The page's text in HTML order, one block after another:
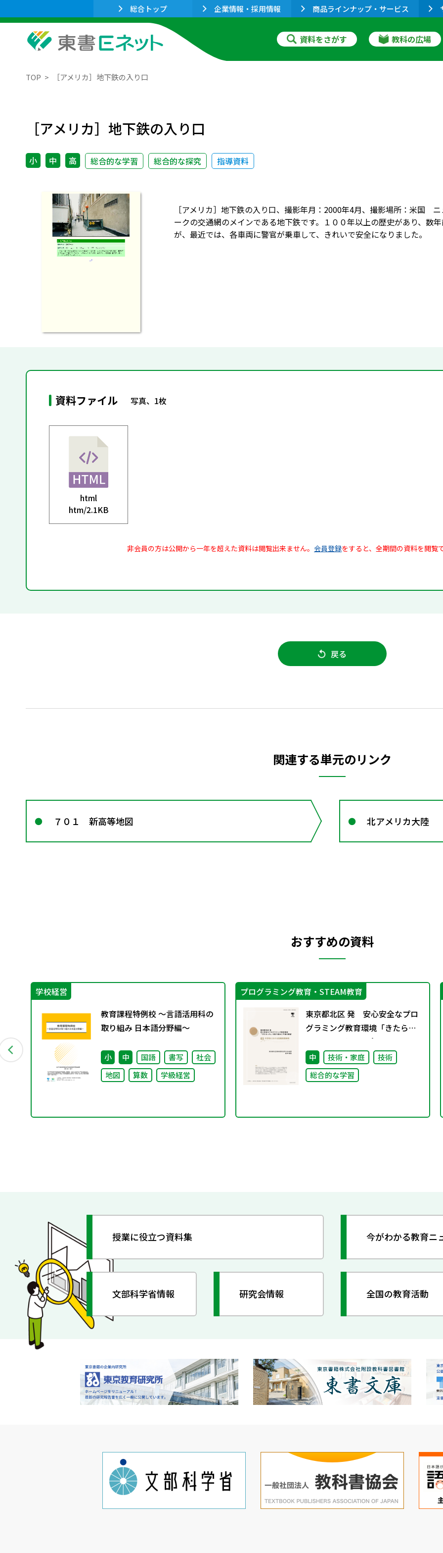
総合トップ 企業情報・採用情報 商品ラインナップ・サービス
資料をさがす 教科の広場
TOP ［アメリカ］地下鉄の入り口
［アメリカ］地下鉄の入り口
小 中 高 総合的な学習 総合的な探究 指導資料
［アメリカ］地下鉄の入り口、撮影年月：2000年4月、撮影場所：米国
ークの交通網のメインである地下鉄です。１００年以上の歴史があり、数
が、最近では、各車両に警官が乗車して、きれいで安全になりました。
資料ファイル 写真、1枚
html
htm/2.1KB
非会員の方は公開から一年を超えた資料は閲覧出来ません。 会員登録をすると、全期間の資料を閲覧
戻る
関連する単元のリンク
７０１ 新高等地図 北アメリカ大陸
おすすめの資料
学校経営
教育課程特例校 ～言語活用科の
取り組み 日本語分野編～
小 中 国語 書写
社会
地図
算数 学級経営
プログラミング教育・STEAM教育
東京都北区 発 安心安全なプロ
グラミング教育環境「きたらっ
ち」の取り組みと今後の展
望 03 中学校における授業
実践事例
中 技術・家庭
技術
総合的な学習
授業に役立つ資料集 今がわかる教育ニ
文部科学省情報 研究会情報 全国の教育活動